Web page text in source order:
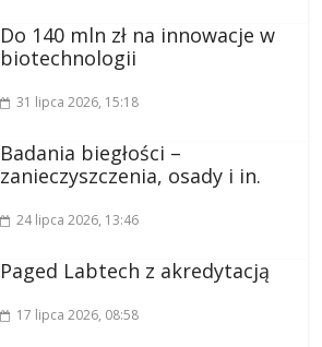
Do 140 mln zł na innowacje w
biotechnologii
31 lipca 2026, 15:18
Badania biegłości –
zanieczyszczenia, osady i in.
24 lipca 2026, 13:46
Paged Labtech z akredytacją
17 lipca 2026, 08:58